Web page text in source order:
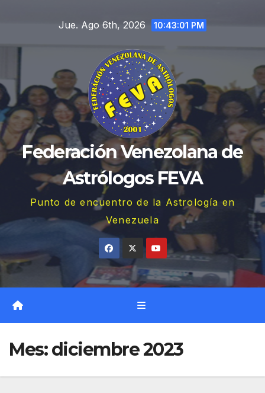
contenido
Jue. Ago 6th, 2026 10:43:02 PM
Federación Venezolana de
Astrólogos FEVA
Punto de encuentro de la Astrología en
Venezuela
Mes:diciembre 2023